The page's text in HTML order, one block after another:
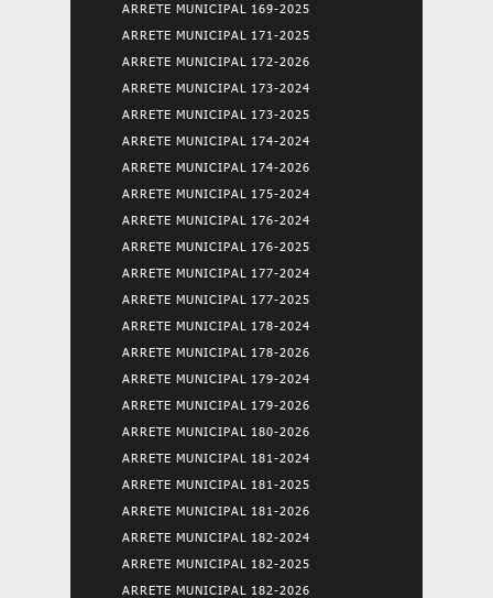
ARRETE MUNICIPAL 169-2025
ARRETE MUNICIPAL 171-2025
ARRETE MUNICIPAL 172-2026
ARRETE MUNICIPAL 173-2024
ARRETE MUNICIPAL 173-2025
ARRETE MUNICIPAL 174-2024
ARRETE MUNICIPAL 174-2026
ARRETE MUNICIPAL 175-2024
ARRETE MUNICIPAL 176-2024
ARRETE MUNICIPAL 176-2025
ARRETE MUNICIPAL 177-2024
ARRETE MUNICIPAL 177-2025
ARRETE MUNICIPAL 178-2024
ARRETE MUNICIPAL 178-2026
ARRETE MUNICIPAL 179-2024
ARRETE MUNICIPAL 179-2026
ARRETE MUNICIPAL 180-2026
ARRETE MUNICIPAL 181-2024
ARRETE MUNICIPAL 181-2025
ARRETE MUNICIPAL 181-2026
ARRETE MUNICIPAL 182-2024
ARRETE MUNICIPAL 182-2025
ARRETE MUNICIPAL 182-2026